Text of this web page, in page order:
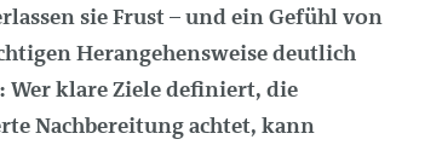
sie Frust – und ein Gefühl von
Herangehensweise deutlich
klare Ziele definiert, die
Nachbereitung achtet, kann